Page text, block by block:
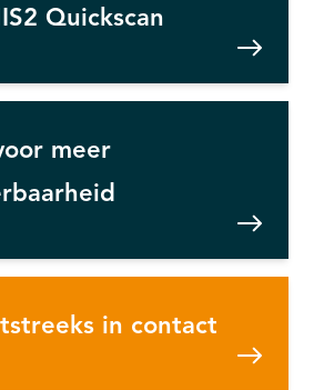
Quickscan
meer
in contact